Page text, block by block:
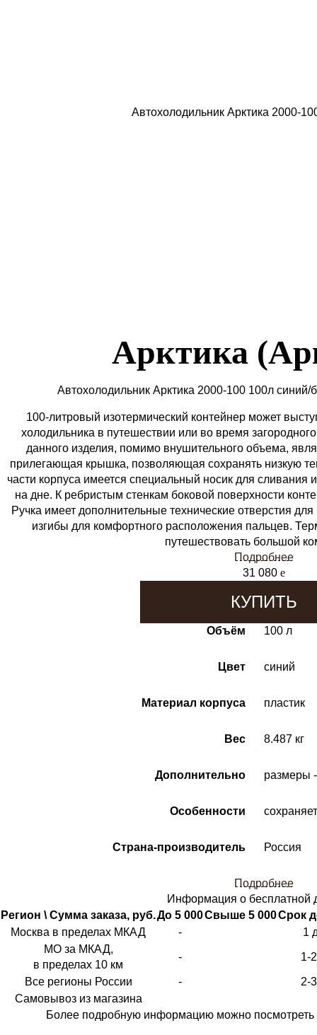
Арктика
Автохолодильник Арктика 2000-100 100л
100-литровый изотермический контейнер может
холодильника в путешествии или во время
данного изделия, помимо внушительного объема,
прилегающая крышка, позволяющая сохранять низкую
части корпуса имеется специальный носик для
на дне. К ребристым стенкам боковой поверхности
Ручка имеет дополнительные технические отверстия
изгибы для комфортного расположения пальцев.
путешествовать большой
Подробнее
31 080 e
КУПИТЬ
Объём 100 л
Цвет синий
Материал корпуса пластик
Вес 8.487 кг
Дополнительно размеры
Особенности
Страна-производитель Россия
Подробнее
Информация о бесплатной
Регион \ Сумма заказа, руб.До 5 000Свыше 5 000Срок
Москва в пределах МКАД
-
1
МО за МКАД,
в пределах 10 км
- 1-
Все регионы России -
2-
Самовывоз из магазина
Более подробную информацию можно посмотреть